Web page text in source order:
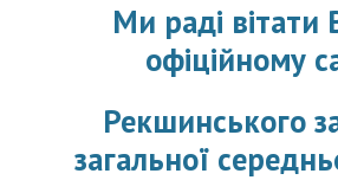
Ми раді вітати
офіційному
Рекшинського
загальної